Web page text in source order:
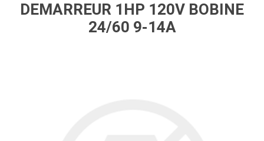
DEMARREUR 1HP 120V BOBINE
24/60 9-14A